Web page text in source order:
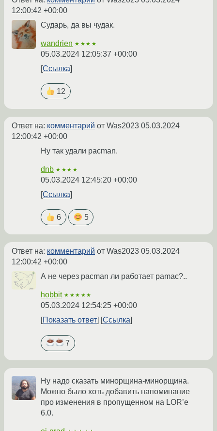
12:00:42 +00:00
Сударь, да вы чудак.
wandrien ★★★★
05.03.2024 12:05:37 +00:00
Ссылка
12
Ответ на: комментарий от Was2023 05.03.2024
12:00:42 +00:00
Ну так удали pacman.
dnb ★★★★
05.03.2024 12:45:20 +00:00
Ссылка
6 5
Ответ на: комментарий от Was2023 05.03.2024
12:00:42 +00:00
А не через pacman ли работает pamac?..
hobbit ★★★★★
05.03.2024 12:54:25 +00:00
Показать ответ
Ссылка
7
Ну надо сказать минорщина-минорщина.
Можно было хоть добавить напоминание
про изменения в пропущенном на LOR’е
6.0.